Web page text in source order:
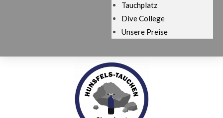
Tauchplatz
Dive College
Unsere Preise